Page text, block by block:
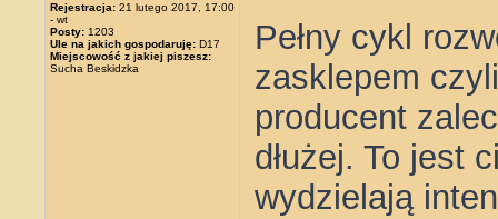
Rejestracja: 21 lutego 2017, 17:00
- wt
Posty: 1203
Ule na jakich gospodaruję: D17
Miejscowość z jakiej piszesz:
Sucha Beskidzka
Pełny cykl
zasklepem
producent
dłużej. To jest
wydzielają